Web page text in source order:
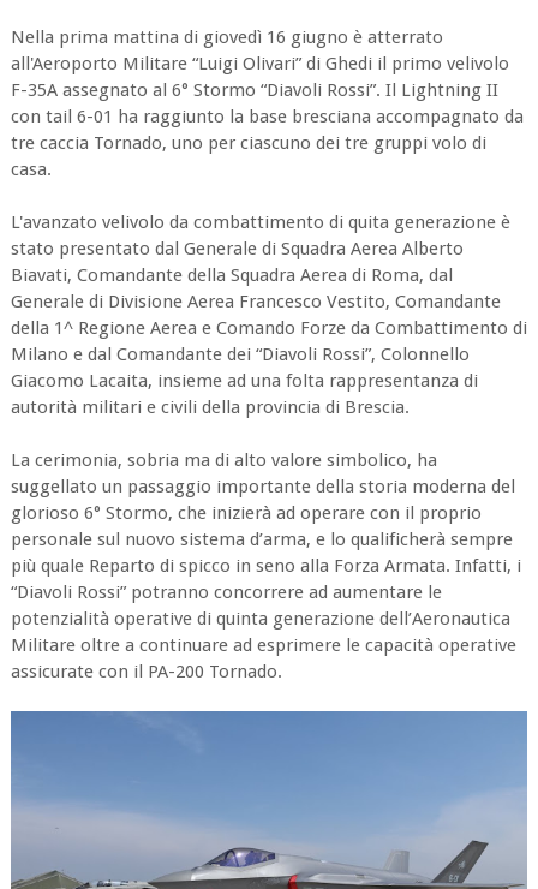
Nella prima mattina di giovedì 16 giugno è atterrato
all'Aeroporto Militare “Luigi Olivari” di Ghedi il primo velivolo
F-35A assegnato al 6° Stormo “Diavoli Rossi”. Il Lightning II
con tail 6-01 ha raggiunto la base bresciana accompagnato da
tre caccia Tornado, uno per ciascuno dei tre gruppi volo di
casa.
L'avanzato velivolo da combattimento di quita generazione è
stato presentato dal Generale di Squadra Aerea Alberto
Biavati, Comandante della Squadra Aerea di Roma, dal
Generale di Divisione Aerea Francesco Vestito, Comandante
della 1^ Regione Aerea e Comando Forze da Combattimento di
Milano e dal Comandante dei “Diavoli Rossi”, Colonnello
Giacomo Lacaita, insieme ad una folta rappresentanza di
autorità militari e civili della provincia di Brescia.
La cerimonia, sobria ma di alto valore simbolico, ha
suggellato un passaggio importante della storia moderna del
glorioso 6° Stormo, che inizierà ad operare con il proprio
personale sul nuovo sistema d’arma, e lo qualificherà sempre
più quale Reparto di spicco in seno alla Forza Armata. Infatti, i
“Diavoli Rossi” potranno concorrere ad aumentare le
potenzialità operative di quinta generazione dell’Aeronautica
Militare oltre a continuare ad esprimere le capacità operative
assicurate con il PA-200 Tornado.